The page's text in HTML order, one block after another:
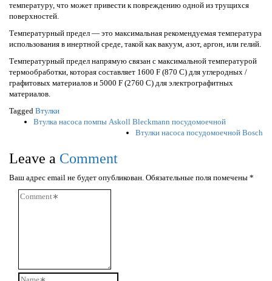
температуру, что может привести к повреждению одной из трущихся
поверхностей.
Температурный предел — это максимальная рекомендуемая температура
использования в инертной среде, такой как вакуум, азот, аргон, или гелий.
Температурный предел напрямую связан с максимальной температурой
термообработки, которая составляет 1600 F (870 C) для углеродных /
графитовых материалов и 5000 F (2760 C) для электрографитных
материалов.
Tagged Втулки
PostВтулка насоса помпы Askoll Bleckmann посудомоечной
Втулки насоса посудомоечной Bosch
Leave a Comment
Ваш адрес email не будет опубликован. Обязательные поля помечены *